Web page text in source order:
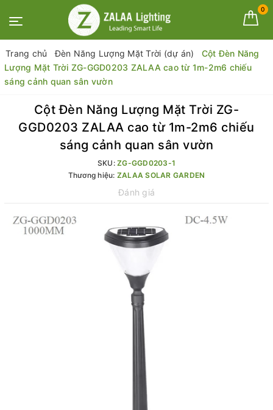
0
Trang chủ Đèn Năng Lượng Mặt Trời (dự án)
Cột Đèn Năng
Lượng Mặt Trời ZG-GGD0203 ZALAA cao từ 1m-2m6 chiếu
sáng cảnh quan sân vườn
Cột Đèn Năng Lượng Mặt Trời ZG-
GGD0203 ZALAA cao từ 1m-2m6 chiếu
sáng cảnh quan sân vườn
SKU:ZG-GGD0203-1
Thương hiệu: ZALAA SOLAR GARDEN
Đánh giá